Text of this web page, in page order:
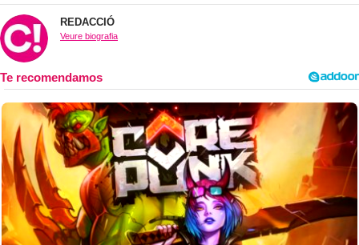
REDACCIÓ
Veure biografia